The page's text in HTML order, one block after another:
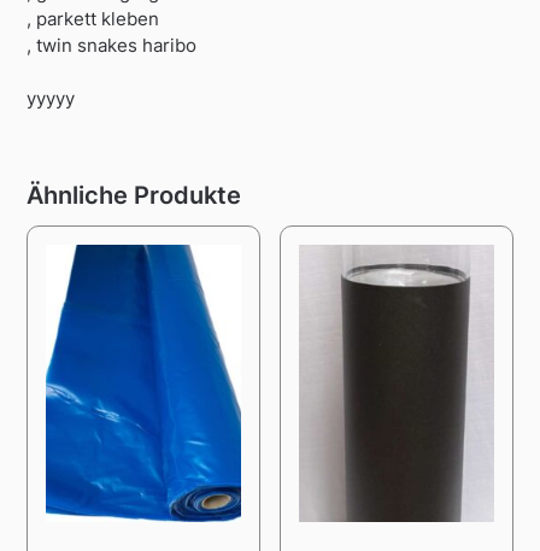
, parkett kleben
, twin snakes haribo
yyyyy
Ähnliche Produkte